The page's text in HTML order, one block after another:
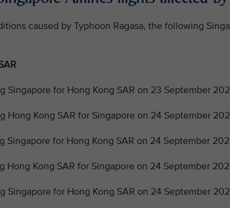
caused by Typhoon Ragasa, the following
for Hong Kong SAR on 23 September
Kong SAR for Singapore on 24 September
for Hong Kong SAR on 24 September
Kong SAR for Singapore on 24 September
for Hong Kong SAR on 24 September